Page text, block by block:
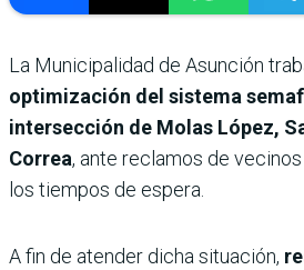
La Municipalidad de Asunción
optimización del sistema
intersección de Molas López,
Correa, ante reclamos de
los tiempos de espera.
A fin de atender dicha situación,